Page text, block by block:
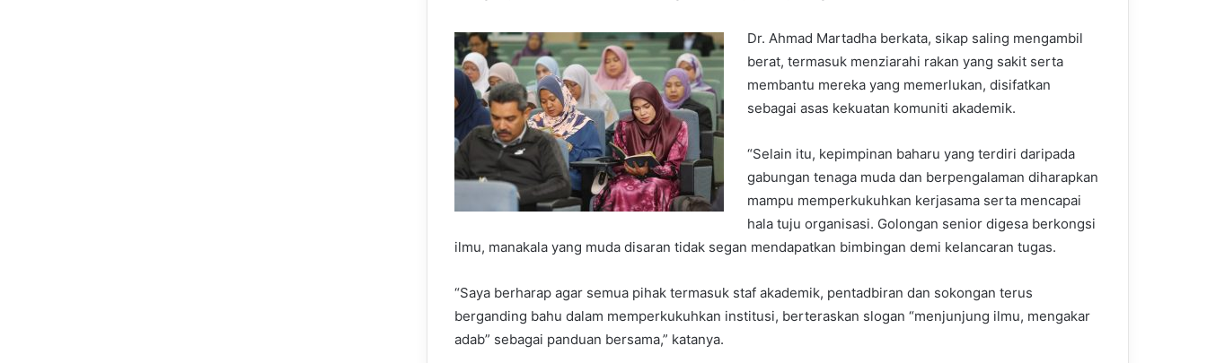
Dr. Ahmad Martadha berkata, sikap saling mengambil
berat, termasuk menziarahi rakan yang sakit serta
membantu mereka yang memerlukan, disifatkan
sebagai asas kekuatan komuniti akademik.
“Selain itu, kepimpinan baharu yang terdiri daripada
gabungan tenaga muda dan berpengalaman diharapkan
mampu memperkukuhkan kerjasama serta mencapai
hala tuju organisasi. Golongan senior digesa berkongsi
ilmu, manakala yang muda disaran tidak segan mendapatkan bimbingan demi kelancaran tugas.
“Saya berharap agar semua pihak termasuk staf akademik, pentadbiran dan sokongan terus
berganding bahu dalam memperkukuhkan institusi, berteraskan slogan “menjunjung ilmu, mengakar
adab” sebagai panduan bersama,” katanya.